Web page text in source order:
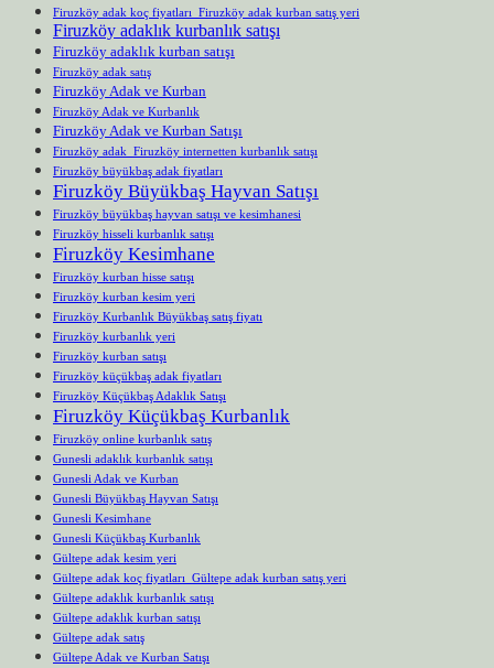
Firuzköy adak koç fiyatları Firuzköy adak kurban satış yeri
Firuzköy adaklık kurbanlık satışı
Firuzköy adaklık kurban satışı
Firuzköy adak satış
Firuzköy Adak ve Kurban
Firuzköy Adak ve Kurbanlık
Firuzköy Adak ve Kurban Satışı
Firuzköy adak Firuzköy internetten kurbanlık satışı
Firuzköy büyükbaş adak fiyatları
Firuzköy Büyükbaş Hayvan Satışı
Firuzköy büyükbaş hayvan satışı ve kesimhanesi
Firuzköy hisseli kurbanlık satışı
Firuzköy Kesimhane
Firuzköy kurban hisse satışı
Firuzköy kurban kesim yeri
Firuzköy Kurbanlık Büyükbaş satış fiyatı
Firuzköy kurbanlık yeri
Firuzköy kurban satışı
Firuzköy küçükbaş adak fiyatları
Firuzköy Küçükbaş Adaklık Satışı
Firuzköy Küçükbaş Kurbanlık
Firuzköy online kurbanlık satış
Gunesli adaklık kurbanlık satışı
Gunesli Adak ve Kurban
Gunesli Büyükbaş Hayvan Satışı
Gunesli Kesimhane
Gunesli Küçükbaş Kurbanlık
Gültepe adak kesim yeri
Gültepe adak koç fiyatları Gültepe adak kurban satış yeri
Gültepe adaklık kurbanlık satışı
Gültepe adaklık kurban satışı
Gültepe adak satış
Gültepe Adak ve Kurban Satışı